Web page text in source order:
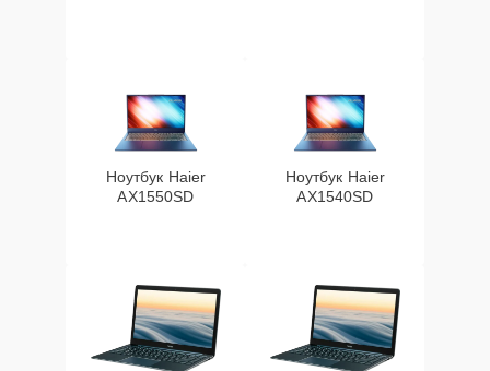
Ноутбук Haier
AX1550SD
Ноутбук Haier
AX1540SD